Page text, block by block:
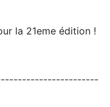
la 21eme édition !